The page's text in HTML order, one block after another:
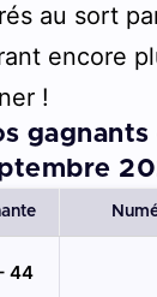
au sort
encore
!
44